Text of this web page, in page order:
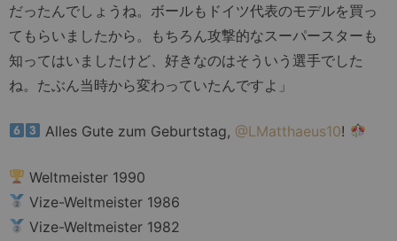
だったんでしょうね。ボールもドイツ代表のモデルを買っ
てもらいましたから。もちろん攻撃的なスーパースターも
知ってはいましたけど、好きなのはそういう選手でした
ね。たぶん当時から変わっていたんですよ」
Alles Gute zum Geburtstag, @LMatthaeus10!
Weltmeister 1990
Vize-Weltmeister 1986
Vize-Weltmeister 1982